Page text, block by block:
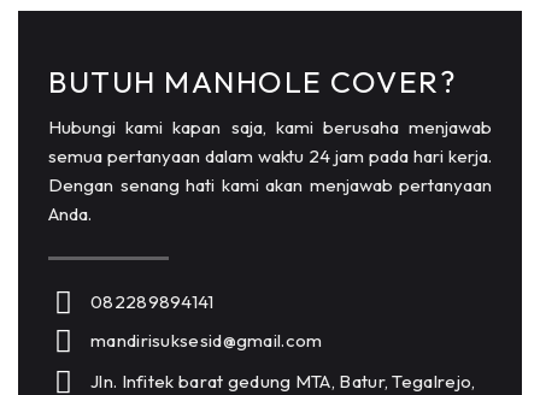
BUTUH MANHOLE COVER?
Hubungi kami kapan saja, kami berusaha menjawab
semua pertanyaan dalam waktu 24 jam pada hari kerja.
Dengan senang hati kami akan menjawab pertanyaan
Anda.
082289894141
mandirisuksesid@gmail.com
Jln. Infitek barat gedung MTA, Batur, Tegalrejo,